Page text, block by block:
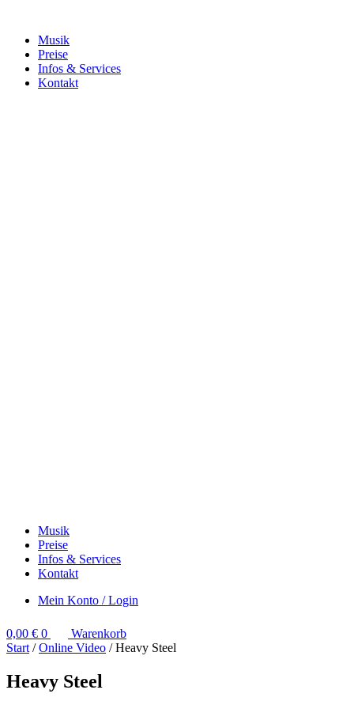
Musik
Preise
Infos & Services
Kontakt
Musik
Preise
Infos & Services
Kontakt
Mein Konto / Login
0,00 € 0
Warenkorb
Start /Online Video / Heavy Steel
Heavy Steel